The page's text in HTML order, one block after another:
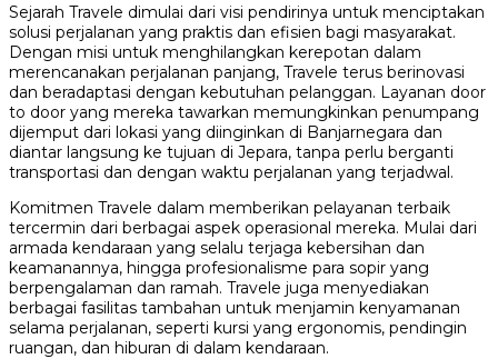
Sejarah Travele dimulai dari visi pendirinya untuk menciptakan
solusi perjalanan yang praktis dan efisien bagi masyarakat.
Dengan misi untuk menghilangkan kerepotan dalam
merencanakan perjalanan panjang, Travele terus berinovasi
dan beradaptasi dengan kebutuhan pelanggan. Layanan door
to door yang mereka tawarkan memungkinkan penumpang
dijemput dari lokasi yang diinginkan di Banjarnegara dan
diantar langsung ke tujuan di Jepara, tanpa perlu berganti
transportasi dan dengan waktu perjalanan yang terjadwal.
Komitmen Travele dalam memberikan pelayanan terbaik
tercermin dari berbagai aspek operasional mereka. Mulai dari
armada kendaraan yang selalu terjaga kebersihan dan
keamanannya, hingga profesionalisme para sopir yang
berpengalaman dan ramah. Travele juga menyediakan
berbagai fasilitas tambahan untuk menjamin kenyamanan
selama perjalanan, seperti kursi yang ergonomis, pendingin
ruangan, dan hiburan di dalam kendaraan.